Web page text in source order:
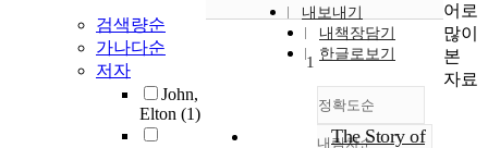
검색량순
가나다순
저자
John,
Elton (1)
내보내기
내책장담기
한글로보기
정확도순
내림차순
1
The Story of
어로
많이
본
자료